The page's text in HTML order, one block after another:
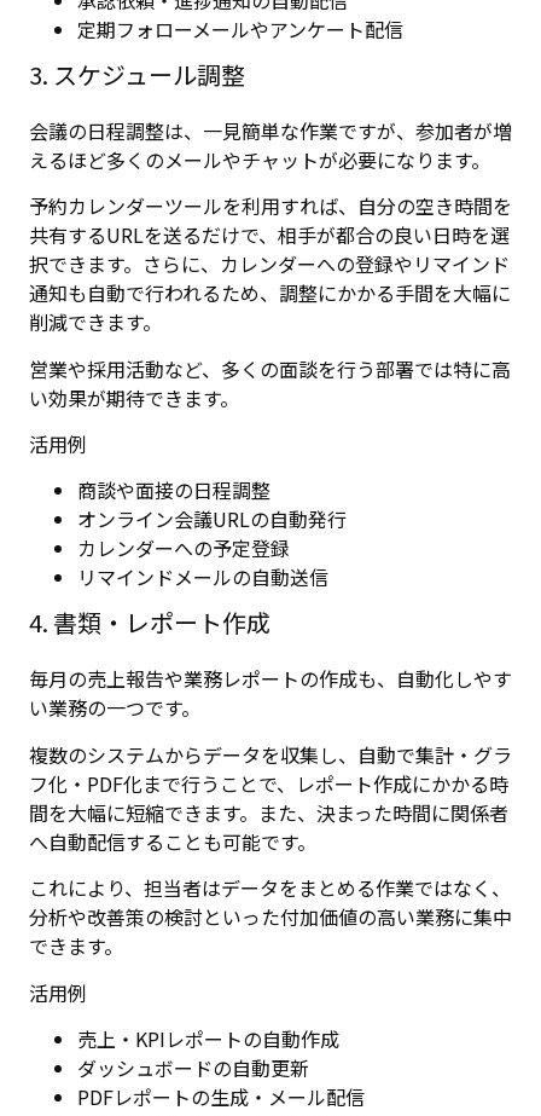
定期フォローメールやアンケート配信
3. スケジュール調整
会議の日程調整は、一見簡単な作業ですが、参加者が増
えるほど多くのメールやチャットが必要になります。
予約カレンダーツールを利用すれば、自分の空き時間を
共有するURLを送るだけで、相手が都合の良い日時を選
択できます。さらに、カレンダーへの登録やリマインド
通知も自動で行われるため、調整にかかる手間を大幅に
削減できます。
営業や採用活動など、多くの面談を行う部署では特に高
い効果が期待できます。
活用例
商談や面接の日程調整
オンライン会議URLの自動発行
カレンダーへの予定登録
リマインドメールの自動送信
4. 書類・レポート作成
毎月の売上報告や業務レポートの作成も、自動化しやす
い業務の一つです。
複数のシステムからデータを収集し、自動で集計・グラ
フ化・PDF化まで行うことで、レポート作成にかかる時
間を大幅に短縮できます。また、決まった時間に関係者
へ自動配信することも可能です。
これにより、担当者はデータをまとめる作業ではなく、
分析や改善策の検討といった付加価値の高い業務に集中
できます。
活用例
売上・KPIレポートの自動作成
ダッシュボードの自動更新
PDFレポートの生成・メール配信